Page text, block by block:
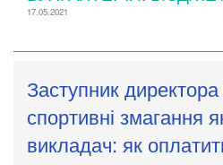
17.05.2021
Заступник
спортивні змагання
викладач: як